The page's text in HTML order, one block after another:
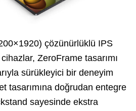
çözünürlüklü IPS
ZeroFrame tasarımı
sürükleyici bir deneyim
tasarımına doğrudan entegre
sayesinde ekstra